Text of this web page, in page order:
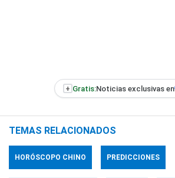
+ Gratis:Noticias exclusivas en
TEMAS RELACIONADOS
HORÓSCOPO CHINO PREDICCIONES